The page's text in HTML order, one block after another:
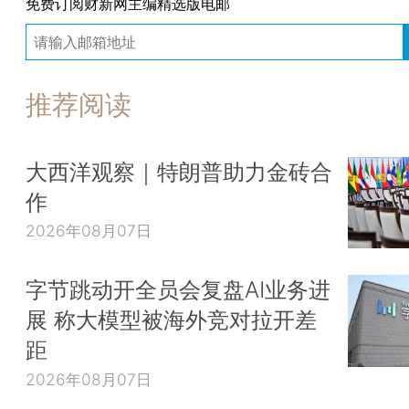
推荐阅读
大西洋观察｜特朗普助力金砖合
作
2026年08月07日
字节跳动开全员会复盘AI业务进
展 称大模型被海外竞对拉开差
距
2026年08月07日